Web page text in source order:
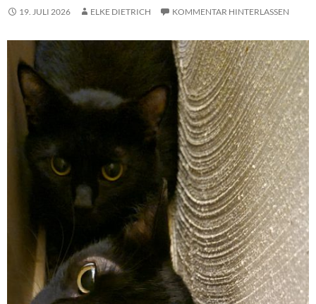
19. JULI 2026 ELKE DIETRICH KOMMENTAR HINTERLASSEN